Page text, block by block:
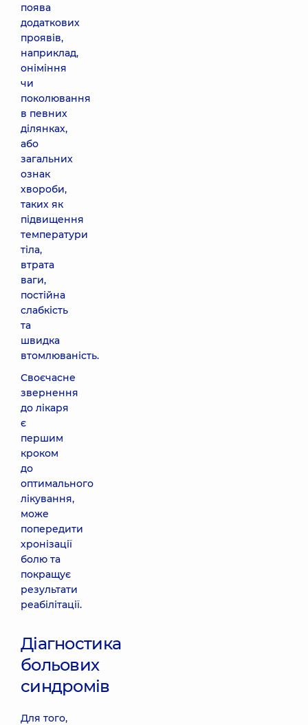
поява
додаткових
проявів,
наприклад,
оніміння
чи
поколювання
в певних
ділянках,
або
загальних
ознак
хвороби,
таких як
підвищення
температури
тіла,
втрата
ваги,
постійна
слабкість
та
швидка
втомлюваність.
Своєчасне
звернення
до лікаря
є
першим
кроком
до
оптимального
лікування,
може
попередити
хронізації
болю та
покращує
результати
реабілітації.
Діагностика
больових
синдромів
Для того,